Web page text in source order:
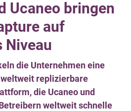
Ucaneo bringen
auf
Niveau
die Unternehmen eine
replizierbare
die Ucaneo und
weltweit schnelle